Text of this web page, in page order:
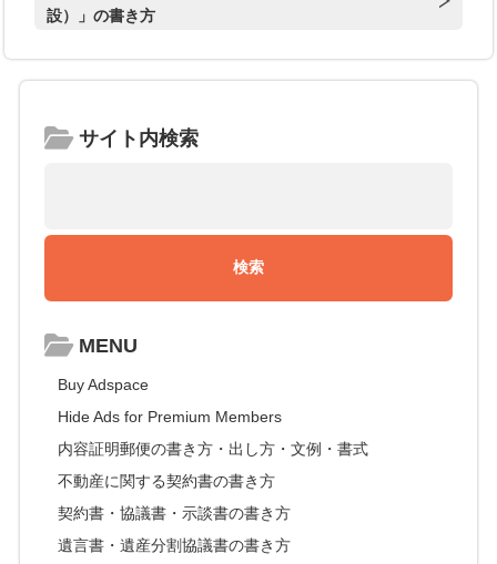
設）」の書き方
サイト内検索
MENU
Buy Adspace
Hide Ads for Premium Members
内容証明郵便の書き方・出し方・文例・書式
不動産に関する契約書の書き方
契約書・協議書・示談書の書き方
遺言書・遺産分割協議書の書き方